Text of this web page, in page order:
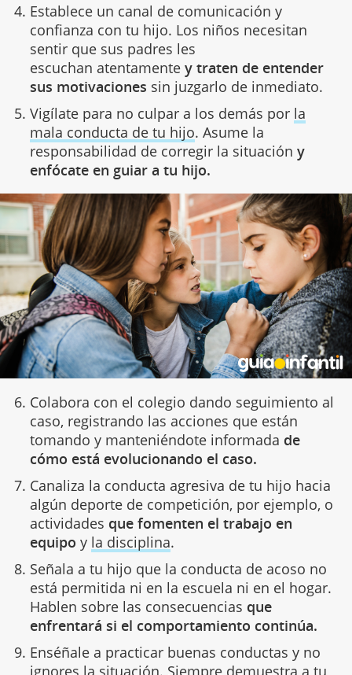
Establece un canal de comunicación y
confianza con tu hijo. Los niños necesitan
sentir que sus padres les
escuchan atentamente y traten de entender
sus motivaciones sin juzgarlo de inmediato.
Vigílate para no culpar a los demás por la
mala conducta de tu hijo. Asume la
responsabilidad de corregir la situación y
enfócate en guiar a tu hijo.
Colabora con el colegio dando seguimiento al
caso, registrando las acciones que están
tomando y manteniéndote informada de
cómo está evolucionando el caso.
Canaliza la conducta agresiva de tu hijo hacia
algún deporte de competición, por ejemplo, o
actividades que fomenten el trabajo en
equipo y la disciplina.
Señala a tu hijo que la conducta de acoso no
está permitida ni en la escuela ni en el hogar.
Hablen sobre las consecuencias que
enfrentará si el comportamiento continúa.
Enséñale a practicar buenas conductas y no
ignores la situación. Siempre demuestra a tu